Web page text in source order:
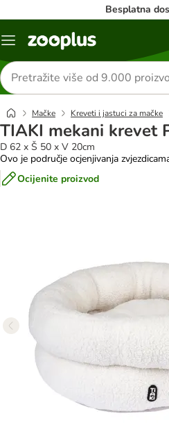
Besplatna
Izbornik
Traži
proizvode
Mačke Kreveti i jastuci za mačke
TIAKI mekani krevet
D 62 x Š 50 x V 20cm
Ovo je područje ocjenjivanja
Ocijenite proizvod